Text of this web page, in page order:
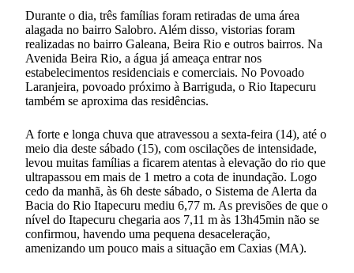
Durante o dia, três famílias foram retiradas de uma área
alagada no bairro Salobro. Além disso, vistorias foram
realizadas no bairro Galeana, Beira Rio e outros bairros. Na
Avenida Beira Rio, a água já ameaça entrar nos
estabelecimentos residenciais e comerciais. No Povoado
Laranjeira, povoado próximo à Barriguda, o Rio Itapecuru
também se aproxima das residências.
A forte e longa chuva que atravessou a sexta-feira (14), até o
meio dia deste sábado (15), com oscilações de intensidade,
levou muitas famílias a ficarem atentas à elevação do rio que
ultrapassou em mais de 1 metro a cota de inundação. Logo
cedo da manhã, às 6h deste sábado, o Sistema de Alerta da
Bacia do Rio Itapecuru mediu 6,77 m. As previsões de que o
nível do Itapecuru chegaria aos 7,11 m às 13h45min não se
confirmou, havendo uma pequena desaceleração,
amenizando um pouco mais a situação em Caxias (MA).